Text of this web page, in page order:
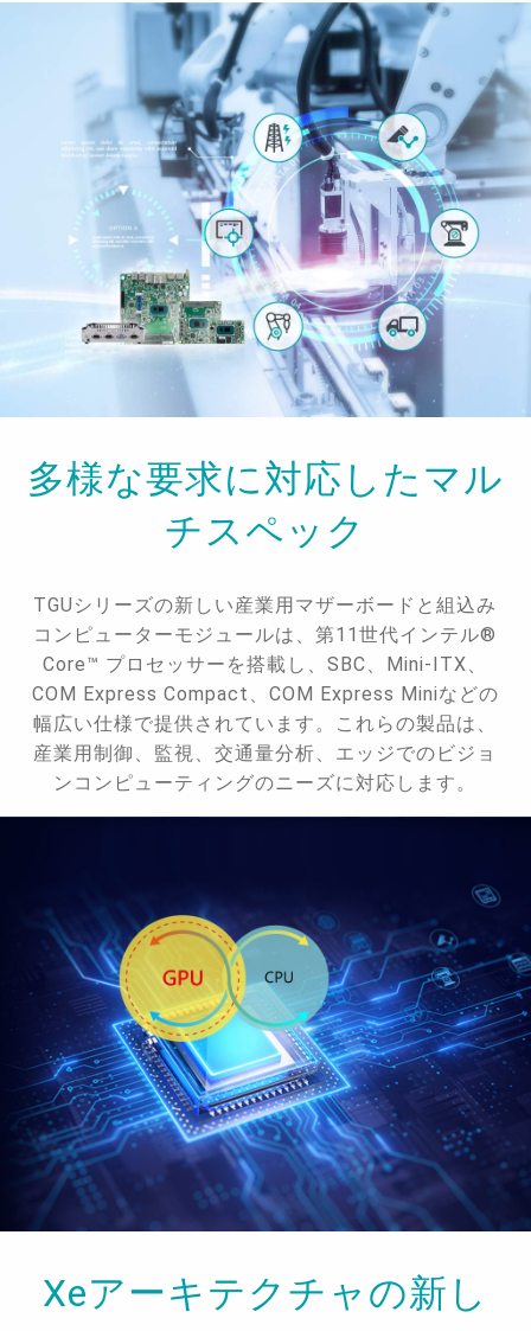
多様な要求に対応したマル
チスペック
TGUシリーズの新しい産業用マザーボードと組込み
コンピューターモジュールは、第11世代インテル®
Core™ プロセッサーを搭載し、SBC、Mini-ITX、
COM Express Compact、COM Express Miniなどの
幅広い仕様で提供されています。これらの製品は、
産業用制御、監視、交通量分析、エッジでのビジョ
ンコンピューティングのニーズに対応します。
Xeアーキテクチャの新し